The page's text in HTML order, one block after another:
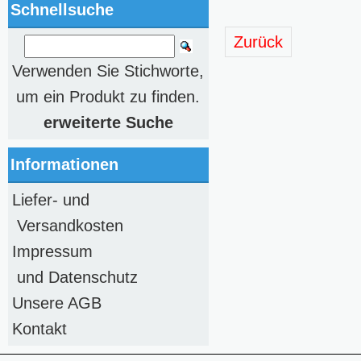
Zurück
Schnellsuche
Verwenden Sie Stichworte,
um ein Produkt zu finden.
erweiterte Suche
Informationen
Liefer- und
Versandkosten
Impressum
und Datenschutz
Unsere AGB
Kontakt